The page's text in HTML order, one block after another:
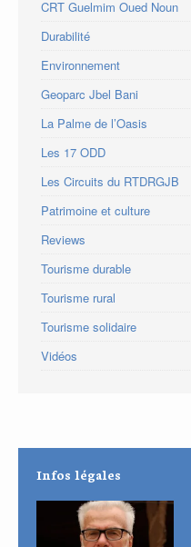
CRT Guelmim Oued Noun
Durabilité
Environnement
Geoparc Jbel Bani
La Palme de l’Oasis
Les 17 ODD
Les Circuits du RTDRGJB
Patrimoine et culture
Reviews
Tourisme durable
Tourisme rural
Tourisme solidaire
Vidéos
Infos légales